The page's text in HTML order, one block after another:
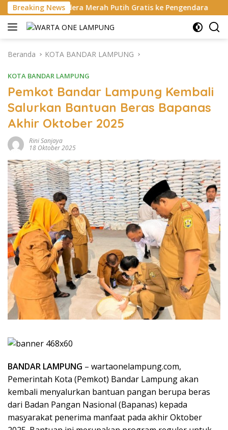
Langsung
ke
konten
Breaking News
Merah Putih Gratis ke Pengendara Bukan di Bali,
Beranda KOTA BANDAR LAMPUNG
KOTA BANDAR LAMPUNG
Pemkot Bandar Lampung Kembali
Salurkan Bantuan Beras Bapanas
Akhir Oktober 2025
Rini Sanjaya
18 Oktober 2025
BANDAR LAMPUNG – wartaonelampung.com,
Pemerintah Kota (Pemkot) Bandar Lampung akan
kembali menyalurkan bantuan pangan berupa beras
dari Badan Pangan Nasional (Bapanas) kepada
masyarakat penerima manfaat pada akhir Oktober